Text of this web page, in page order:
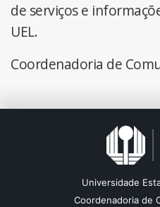
de serviços e
UEL.
Coordenadoria de
Universidade
Coordenadoria de